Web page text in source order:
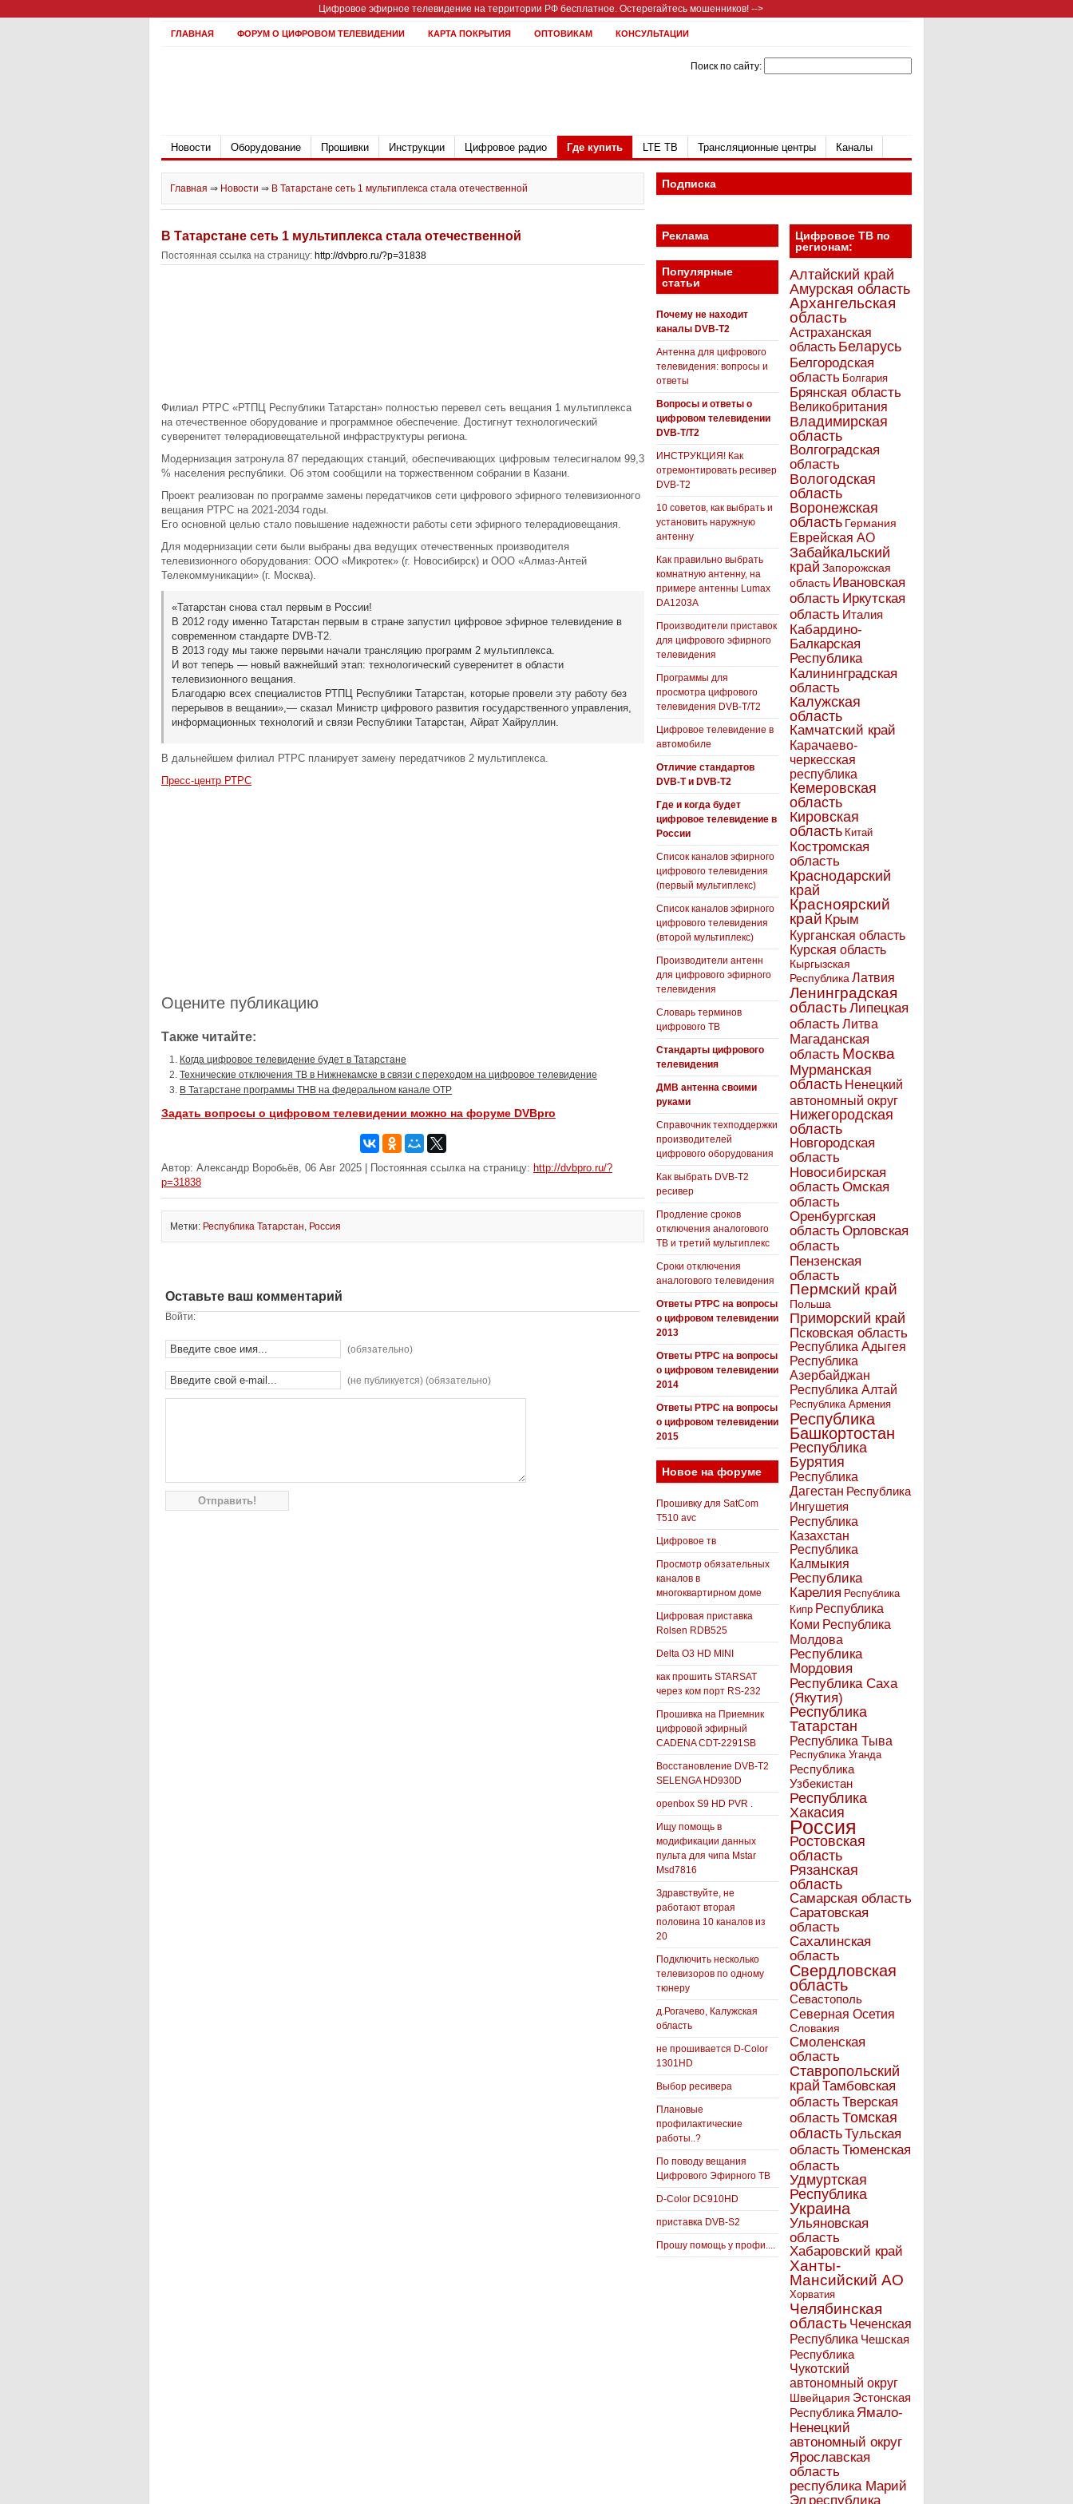
Цифровое эфирное телевидение на территории РФ бесплатное. Остерегайтесь мошенников! -->
ГЛАВНАЯ ФОРУМ О ЦИФРОВОМ ТЕЛЕВИДЕНИИ КАРТА ПОКРЫТИЯ ОПТОВИКАМ КОНСУЛЬТАЦИИ
Поиск по сайту:
Новости Оборудование Прошивки Инструкции Цифровое радио Где купить LTE ТВ Трансляционные центры Каналы
Главная ⇒ Новости ⇒ В Татарстане сеть 1 мультиплекса стала отечественной
В Татарстане сеть 1 мультиплекса стала отечественной
Постоянная ссылка на страницу: http://dvbpro.ru/?p=31838
Филиал РТРС «РТПЦ Республики Татарстан» полностью перевел сеть вещания 1 мультиплекса
на отечественное оборудование и программное обеспечение. Достигнут технологический
суверенитет телерадиовещательной инфраструктуры региона.
Модернизация затронула 87 передающих станций, обеспечивающих цифровым телесигналом 99,3
% населения республики. Об этом сообщили на торжественном собрании в Казани.
Проект реализован по программе замены передатчиков сети цифрового эфирного телевизионного
вещания РТРС на 2021-2034 годы.
Его основной целью стало повышение надежности работы сети эфирного телерадиовещания.
Для модернизации сети были выбраны два ведущих отечественных производителя
телевизионного оборудования: ООО «Микротек» (г. Новосибирск) и ООО «Алмаз-Антей
Телекоммуникации» (г. Москва).
«Татарстан снова стал первым в России!
В 2012 году именно Татарстан первым в стране запустил цифровое эфирное телевидение в
современном стандарте DVB-T2.
В 2013 году мы также первыми начали трансляцию программ 2 мультиплекса.
И вот теперь — новый важнейший этап: технологический суверенитет в области
телевизионного вещания.
Благодарю всех специалистов РТПЦ Республики Татарстан, которые провели эту работу без
перерывов в вещании»,— сказал Министр цифрового развития государственного управления,
информационных технологий и связи Республики Татарстан, Айрат Хайруллин.
В дальнейшем филиал РТРС планирует замену передатчиков 2 мультиплекса.
Пресс-центр РТРС
Оцените публикацию
Также читайте:
Когда цифровое телевидение будет в Татарстане
Технические отключения ТВ в Нижнекамске в связи с переходом на цифровое телевидение
В Татарстане программы ТНВ на федеральном канале ОТР
Задать вопросы о цифровом телевидении можно на форуме DVBpro
Автор: Александр Воробьёв, 06 Авг 2025 | Постоянная ссылка на страницу: http://dvbpro.ru/?
p=31838
Метки: Республика Татарстан, Россия
Оставьте ваш комментарий
Войти:
(обязательно)
(не публикуется) (обязательно)
Подписка
Реклама
Популярные
статьи
Почему не находит
каналы DVB-T2
Антенна для цифрового
телевидения: вопросы и
ответы
Вопросы и ответы о
цифровом телевидении
DVB-T/T2
ИНСТРУКЦИЯ! Как
отремонтировать ресивер
DVB-T2
10 советов, как выбрать и
установить наружную
антенну
Как правильно выбрать
комнатную антенну, на
примере антенны Lumax
DA1203А
Производители приставок
для цифрового эфирного
телевидения
Программы для
просмотра цифрового
телевидения DVB-T/T2
Цифровое телевидение в
автомобиле
Отличие стандартов
DVB-T и DVB-T2
Где и когда будет
цифровое телевидение в
России
Список каналов эфирного
цифрового телевидения
(первый мультиплекс)
Список каналов эфирного
цифрового телевидения
(второй мультиплекс)
Производители антенн
для цифрового эфирного
телевидения
Словарь терминов
цифрового ТВ
Стандарты цифрового
телевидения
ДМВ антенна своими
руками
Справочник техподдержки
производителей
цифрового оборудования
Как выбрать DVB-T2
ресивер
Продление сроков
отключения аналогового
ТВ и третий мультиплекс
Сроки отключения
аналогового телевидения
Ответы РТРС на вопросы
о цифровом телевидении
2013
Ответы РТРС на вопросы
о цифровом телевидении
2014
Ответы РТРС на вопросы
о цифровом телевидении
2015
Новое на форуме
Прошивку для SatCom
T510 avc
Цифровое тв
Просмотр обязательных
каналов в
многоквартирном доме
Цифровая приставка
Rolsen RDB525
Delta O3 HD MINI
как прошить STARSAT
через ком порт RS-232
Прошивка на Приемник
цифровой эфирный
CADENA CDT-2291SB
Восстановление DVB-T2
SELENGA HD930D
openbox S9 HD PVR .
Ищу помощь в
модификации данных
пульта для чипа Mstar
Msd7816
Здравствуйте, не
работают вторая
половина 10 каналов из
20
Подключить несколько
телевизоров по одному
тюнеру
д.Рогачево, Калужская
область
не прошивается D-Color
1301HD
Выбор ресивера
Плановые
профилактические
работы..?
По поводу вещания
Цифрового Эфирного ТВ
D-Color DC910HD
приставка DVB-S2
Прошу помощь у профи....
Цифровое ТВ по
регионам:
Алтайский край
Амурская область
Архангельская
область
Астраханская
область Беларусь
Белгородская
область Болгария
Брянская область
Великобритания
Владимирская
область
Волгоградская
область
Вологодская
область
Воронежская
область Германия
Еврейская АО
Забайкальский
край Запорожская
область Ивановская
область Иркутская
область Италия
Кабардино-
Балкарская
Республика
Калининградская
область
Калужская
область
Камчатский край
Карачаево-
черкесская
республика
Кемеровская
область
Кировская
область Китай
Костромская
область
Краснодарский
край
Красноярский
край Крым
Курганская область
Курская область
Кыргызская
Республика Латвия
Ленинградская
область Липецкая
областьЛитва
Магаданская
область Москва
Мурманская
область Ненецкий
автономный округ
Нижегородская
область
Новгородская
область
Новосибирская
областьОмская
область
Оренбургская
областьОрловская
область
Пензенская
область
Пермский край
Польша
Приморский край
Псковская область
Республика Адыгея
Республика
Азербайджан
Республика Алтай
Республика Армения
Республика
Башкортостан
Республика
Бурятия
Республика
Дагестан Республика
Ингушетия
Республика
Казахстан
Республика
Калмыкия
Республика
Карелия Республика
Кипр Республика
Коми Республика
Молдова
Республика
Мордовия
Республика Саха
(Якутия)
Республика
Татарстан
Республика Тыва
Республика Уганда
Республика
Узбекистан
Республика
Хакасия
Россия
Ростовская
область
Рязанская
область
Самарская область
Саратовская
область
Сахалинская
область
Свердловская
область
Севастополь
Северная Осетия
Словакия
Смоленская
область
Ставропольский
край Тамбовская
областьТверская
областьТомская
областьТульская
областьТюменская
область
Удмуртская
Республика
Украина
Ульяновская
область
Хабаровский край
Ханты-
Мансийский АО
Хорватия
Челябинская
область Чеченская
Республика Чешская
Республика
Чукотский
автономный округ
Швейцария Эстонская
Республика Ямало-
Ненецкий
автономный округ
Ярославская
область
республика Марий
Эл республика